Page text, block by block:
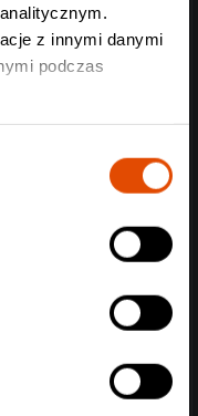
z innymi danymi
podczas